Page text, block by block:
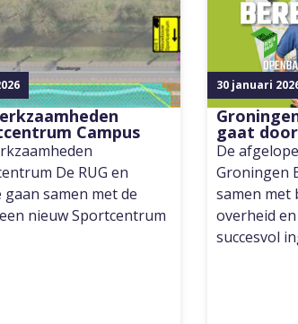
Campus
De RUG en
gaan samen met de
nieuw Sportcentrum
30 januari
gaat door
De
Groningen
samen met
overheid
succesvol